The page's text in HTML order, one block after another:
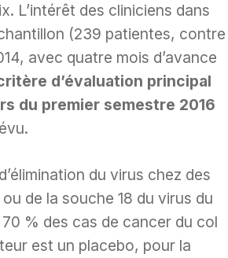
L’intérêt des cliniciens dans
(239 patientes, contre
avec quatre mois d’avance
d’évaluation principal
du premier semestre 2016
du virus chez des
de la souche 18 du virus du
% des cas de cancer du col
est un placebo, pour la